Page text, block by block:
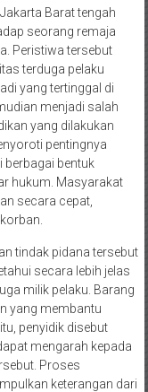
Barat tengah
seorang remaja
Peristiwa tersebut
terduga pelaku
yang tertinggal di
menjadi salah
yang dilakukan
pentingnya
berbagai bentuk
hukum. Masyarakat
secara cepat,
tindak pidana tersebut
secara lebih jelas
milik pelaku. Barang
yang membantu
penyidik disebut
mengarah kepada
Proses
keterangan dari